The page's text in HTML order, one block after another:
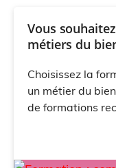
Vous
métiers du
Choisissez la
un métier du
de formations